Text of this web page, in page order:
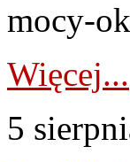
mocy-
Więcej...
5